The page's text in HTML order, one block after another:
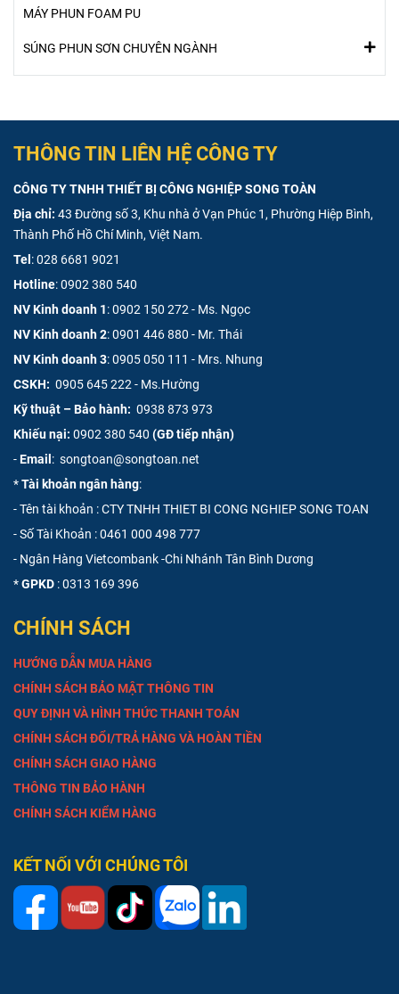
MÁY PHUN FOAM PU
SÚNG PHUN SƠN CHUYÊN NGÀNH
THÔNG TIN LIÊN HỆ CÔNG TY
CÔNG TY TNHH THIẾT BỊ CÔNG NGHIỆP SONG TOÀN
Địa chỉ: 43 Đường số 3, Khu nhà ở Vạn Phúc 1, Phường Hiệp Bình,
Thành Phố Hồ Chí Minh, Việt Nam.
Tel :028 6681 9021
Hotline:0902 380 540
NV Kinh doanh 1:0902 150 272 - Ms. Ngọc
NV Kinh doanh 2:0901 446 880 - Mr. Thái
NV Kinh doanh 3:0905 050 111 - Mrs. Nhung
CSKH: 0905 645 222 - Ms.Hường
Kỹ thuật – Bảo hành: 0938 873 973
Khiếu nại: 0902 380 540 (GĐ tiếp nhận)
-Email : songtoan@songtoan.net
*Tài khoản ngân hàng:
- Tên tài khoản : CTY TNHH THIET BI CONG NGHIEP SONG TOAN
- Số Tài Khoản :0461 000 498 777
- Ngân Hàng Vietcombank -Chi Nhánh Tân Bình Dương
*GPKD : 0313 169 396
CHÍNH SÁCH
HƯỚNG DẪN MUA HÀNG
CHÍNH SÁCH BẢO MẬT THÔNG TIN
QUY ĐỊNH VÀ HÌNH THỨC THANH TOÁN
CHÍNH SÁCH ĐỔI/TRẢ HÀNG VÀ HOÀN TIỀN
CHÍNH SÁCH GIAO HÀNG
THÔNG TIN BẢO HÀNH
CHÍNH SÁCH KIỂM HÀNG
KẾT NỐI VỚI CHÚNG TÔI